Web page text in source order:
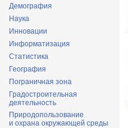
Демография
Наука
Инновации
Информатизация
Статистика
География
Пограничная зона
Градостроительная
деятельность
Природопользование
и охрана окружающей среды